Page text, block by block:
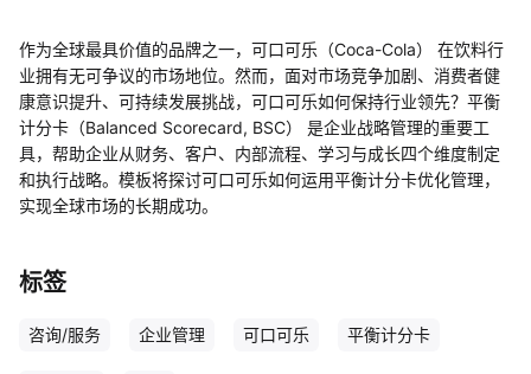
作为全球最具价值的品牌之一，可口可乐（Coca-Cola） 在饮料行
业拥有无可争议的市场地位。然而，面对市场竞争加剧、消费者健
康意识提升、可持续发展挑战，可口可乐如何保持行业领先？平衡
计分卡（Balanced Scorecard, BSC） 是企业战略管理的重要工
具，帮助企业从财务、客户、内部流程、学习与成长四个维度制定
和执行战略。模板将探讨可口可乐如何运用平衡计分卡优化管理，
实现全球市场的长期成功。
标签
咨询/服务 企业管理 可口可乐 平衡计分卡